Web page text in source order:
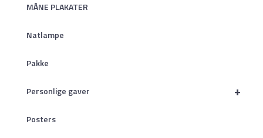
MÅNE PLAKATER
Natlampe
Pakke
+
Personlige gaver
Posters